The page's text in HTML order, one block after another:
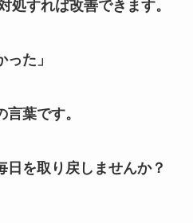
処すれば改善できます。
った」
葉です。
日を取り戻しませんか？